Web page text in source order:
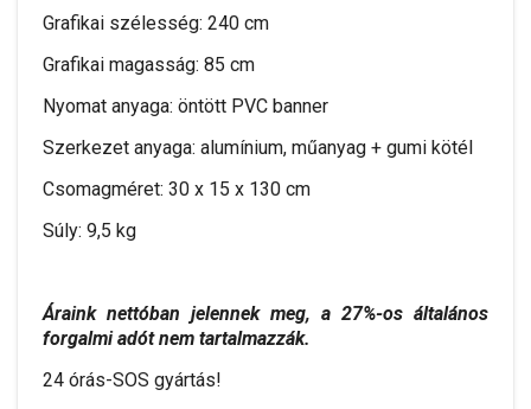
Grafikai szélesség: 240 cm
Grafikai magasság: 85 cm
Nyomat anyaga: öntött PVC banner
Szerkezet anyaga: alumínium, műanyag + gumi kötél
Csomagméret: 30 x 15 x 130 cm
Súly: 9,5 kg
Áraink nettóban jelennek meg, a 27%-os általános
forgalmi adót nem tartalmazzák.
24 órás-SOS gyártás!